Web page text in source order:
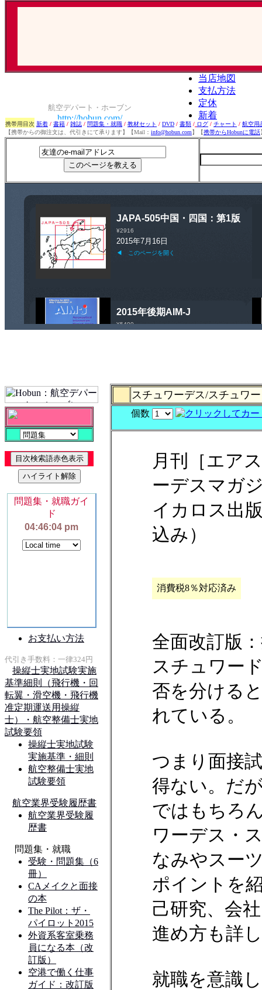
携帯用目次 新着 / 書籍 / 雑誌 / 問題集・就職 / 教材セット / DVD / 書類 / ログ / チャート / 航空用
【携帯からの御注文は、代引きにて承ります】【Mail： info@hobun.com】【携帯からHobunに電話
スチュワーデス/スチュワ
個数
月刊［エア
ーデスマガ
イカロス出
込み）
消費税8％対応済み
全面改訂版
スチュワー
否を分ける
れている。
つまり面接
得ない。だ
ではもちろ
ワーデス・
なみやスー
ポイントを
己研究、会
進め方も詳
就職を意識